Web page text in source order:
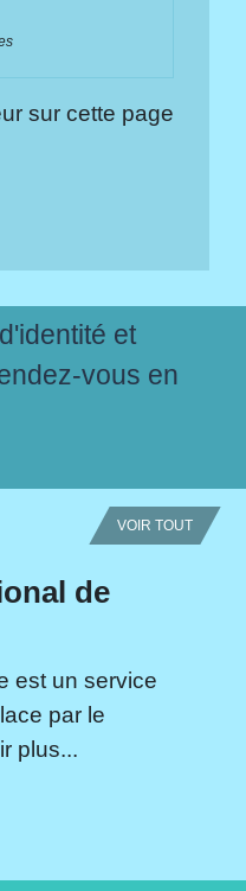
sur cette page
et
vous en
VOIR TOUT
de
est un service
par le
plus...